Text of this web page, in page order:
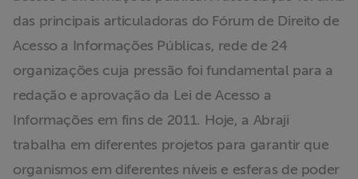
das principais articuladoras do Fórum de Direito de
Acesso a Informações Públicas, rede de 24
organizações cuja pressão foi fundamental para a
redação e aprovação da Lei de Acesso a
Informações em fins de 2011. Hoje, a Abraji
trabalha em diferentes projetos para garantir que
organismos em diferentes níveis e esferas de poder